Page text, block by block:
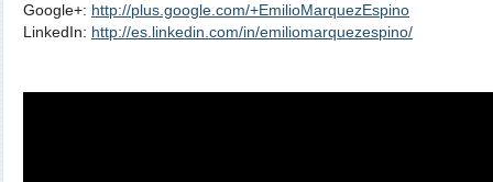
Google+: http://plus.google.com/+EmilioMarquezEspino
LinkedIn: http://es.linkedin.com/in/emiliomarquezespino/